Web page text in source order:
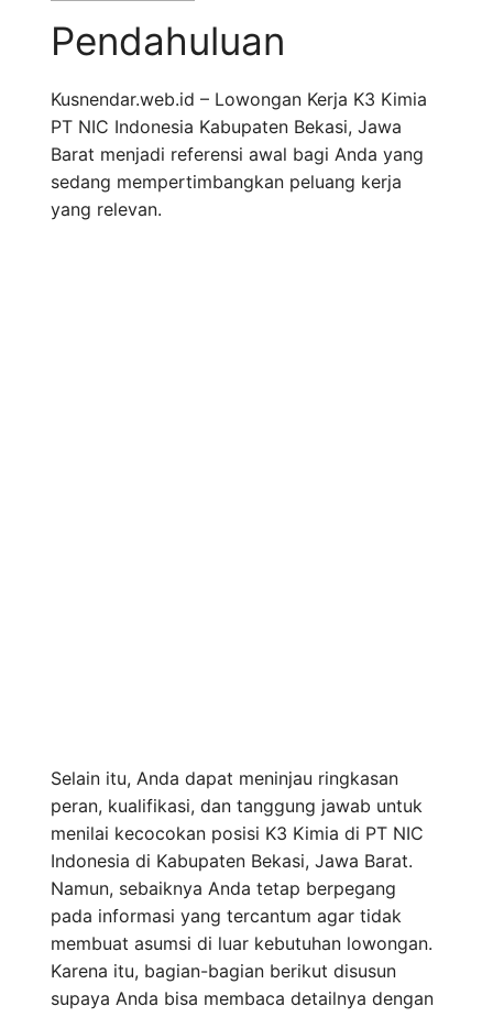
Pendahuluan
Kusnendar.web.id – Lowongan Kerja K3 Kimia
PT NIC Indonesia Kabupaten Bekasi, Jawa
Barat menjadi referensi awal bagi Anda yang
sedang mempertimbangkan peluang kerja
yang relevan.
Selain itu, Anda dapat meninjau ringkasan
peran, kualifikasi, dan tanggung jawab untuk
menilai kecocokan posisi K3 Kimia di PT NIC
Indonesia di Kabupaten Bekasi, Jawa Barat.
Namun, sebaiknya Anda tetap berpegang
pada informasi yang tercantum agar tidak
membuat asumsi di luar kebutuhan lowongan.
Karena itu, bagian-bagian berikut disusun
supaya Anda bisa membaca detailnya dengan